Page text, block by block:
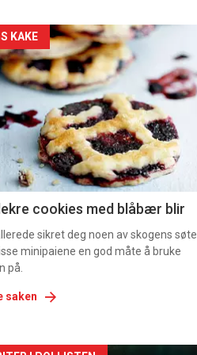
KAKE
cookies med blåbær blir
sikret deg noen av skogens søte
minipaiene en god måte å bruke
på.
saken